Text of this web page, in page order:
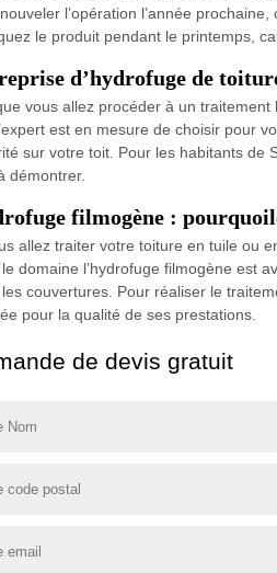
l’opération l’année
le produit pendant le printemps,
d’hydrofuge de
vous allez procéder à un
est en mesure de choisir pour
sur votre toit. Pour les habitants de
démontrer.
filmogène :
allez traiter votre toiture en tuile ou
domaine l’hydrofuge filmogène est
couvertures. Pour réaliser le
pour la qualité de ses prestations.
de devis gratuit